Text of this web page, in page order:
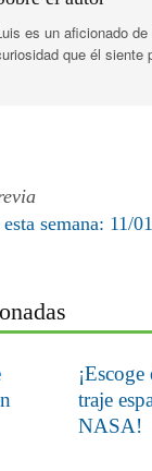
es un aficionado
que él siente
semana: 11/
traje
NASA!